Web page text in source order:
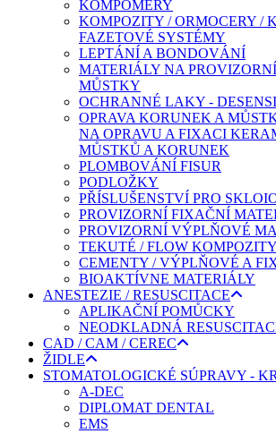
KOMPOMÉRY
KOMPOZITY / ORMOCERY /
FAZETOVÉ SYSTÉMY
LEPTÁNÍ A BONDOVÁNÍ
MATERIÁLY NA
MŮSTKY
OCHRANNÉ LAKY -
OPRAVA KORUNEK A
NA OPRAVU A FIXACI
MŮSTKŮ A KORUNEK
PLOMBOVÁNÍ FISUR
PODLOŽKY
PŘÍSLUŠENSTVÍ PRO
PROVIZORNÍ FIXAČNÍ
PROVIZORNÍ VÝPLŇOVÉ
TEKUTÉ / FLOW KOMPOZITY
CEMENTY / VÝPLŇOVÉ A
BIOAKTÍVNE MATERIÁLY
ANESTEZIE / RESUSCITACE
APLIKAČNÍ POMŮCKY
NEODKLADNÁ
CAD / CAM / CEREC
ŽIDLE
STOMATOLOGICKÉ SÚPRAVY -
A-DEC
DIPLOMAT DENTAL
EMS